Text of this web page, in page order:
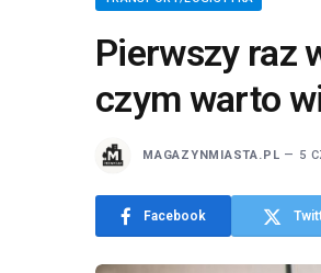
Pierwszy raz
czym warto
MAGAZYNMIASTA.PL 5
Facebook